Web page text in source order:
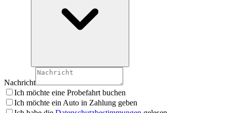
Nachricht
Ich möchte eine Probefahrt buchen
Ich möchte ein Auto in Zahlung geben